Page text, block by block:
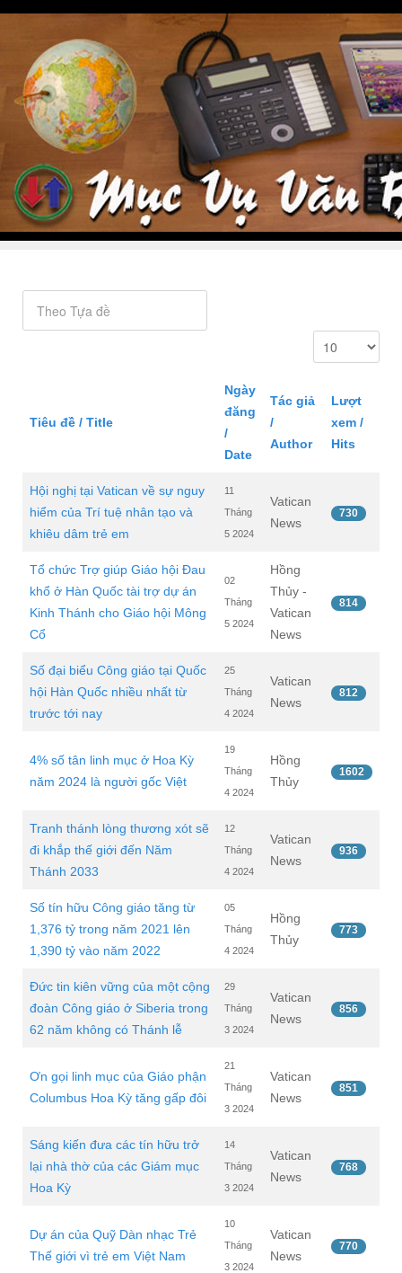
Tiêu đề / Title
Ngày
đăng
/
Date
Tác giả
/
Author
Lượt
xem /
Hits
Hội nghị tại Vatican về sự nguy
hiểm của Trí tuệ nhân tạo và
khiêu dâm trẻ em
11
Tháng
5 2024
Vatican
News
730
Tổ chức Trợ giúp Giáo hội Đau
khổ ở Hàn Quốc tài trợ dự án
Kinh Thánh cho Giáo hội Mông
Cổ
02
Tháng
5 2024
Hồng
Thủy -
Vatican
News
814
Số đại biểu Công giáo tại Quốc
hội Hàn Quốc nhiều nhất từ
trước tới nay
25
Tháng
4 2024
Vatican
News
812
4% số tân linh mục ở Hoa Kỳ
năm 2024 là người gốc Việt
19
Tháng
4 2024
Hồng
Thủy
1602
Tranh thánh lòng thương xót sẽ
đi khắp thế giới đến Năm
Thánh 2033
12
Tháng
4 2024
Vatican
News
936
Số tín hữu Công giáo tăng từ
1,376 tỷ trong năm 2021 lên
1,390 tỷ vào năm 2022
05
Tháng
4 2024
Hồng
Thủy
773
Đức tin kiên vững của một cộng
đoàn Công giáo ở Siberia trong
62 năm không có Thánh lễ
29
Tháng
3 2024
Vatican
News
856
Ơn gọi linh mục của Giáo phận
Columbus Hoa Kỳ tăng gấp đôi
21
Tháng
3 2024
Vatican
News
851
Sáng kiến đưa các tín hữu trở
lại nhà thờ của các Giám mục
Hoa Kỳ
14
Tháng
3 2024
Vatican
News
768
Dự án của Quỹ Dàn nhạc Trẻ
Thế giới vì trẻ em Việt Nam
10
Tháng
3 2024
Vatican
News
770